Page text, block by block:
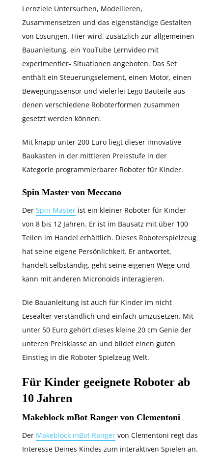
Lernziele Untersuchen, Modellieren,
Zusammensetzen und das eigenständige Gestalten
von Lösungen. Hier wird, zusätzlich zur allgemeinen
Bauanleitung, ein YouTube Lernvideo mit
experimentier- Situationen angeboten. Das Set
enthält ein Steuerungselement, einen Motor, einen
Bewegungssensor und vielerlei Lego Bauteile aus
denen verschiedene Roboterformen zusammen
gesetzt werden können.
Mit knapp unter 200 Euro liegt dieser innovative
Baukasten in der mittleren Preisstufe in der
Kategorie programmierbarer Roboter für Kinder.
Spin Master von Meccano
Der Spin Master ist ein kleiner Roboter für Kinder
von 8 bis 12 Jahren. Er ist im Bausatz mit über 100
Teilen im Handel erhältlich. Dieses Roboterspielzeug
hat seine eigene Persönlichkeit. Er antwortet,
handelt selbständig, geht seine eigenen Wege und
kann mit anderen Micronoids interagieren.
Die Bauanleitung ist auch für Kinder im nicht
Lesealter verständlich und einfach umzusetzen. Mit
unter 50 Euro gehört dieses kleine 20 cm Genie der
unteren Preisklasse an und bildet einen guten
Einstieg in die Roboter Spielzeug Welt.
Für Kinder geeignete Roboter ab
10 Jahren
Makeblock mBot Ranger von Clementoni
Der Makeblock mBot Ranger von Clementoni regt das
Interesse Deines Kindes zum interaktiven Spielen an.